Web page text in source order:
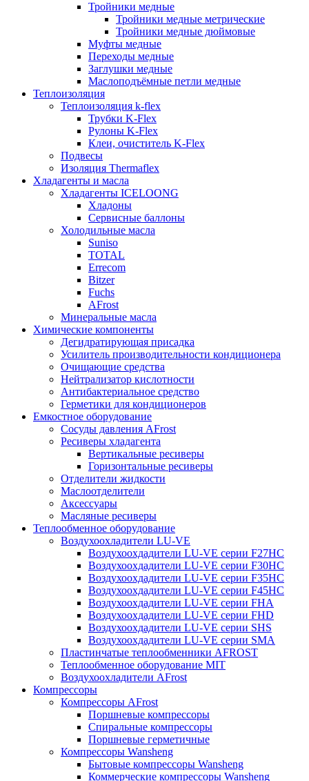
Тройники медные
Тройники медные метрические
Тройники медные дюймовые
Муфты медные
Переходы медные
Заглушки медные
Маслоподъёмные петли медные
Теплоизоляция
Теплоизоляция k-flex
Трубки K-Flex
Рулоны K-Flex
Клеи, очиститель K-Flex
Подвесы
Изоляция Thermaflex
Хладагенты и масла
Хладагенты ICELOONG
Хладоны
Сервисные баллоны
Холодильные масла
Suniso
TOTAL
Errecom
Bitzer
Fuchs
AFrost
Минеральные масла
Химические компоненты
Дегидратирующая присадка
Усилитель производительности кондиционера
Очищающие средства
Нейтрализатор кислотности
Антибактериальное средство
Герметики для кондиционеров
Емкостное оборудование
Сосуды давления AFrost
Ресиверы хладагента
Вертикальные ресиверы
Горизонтальные ресиверы
Отделители жидкости
Маслоотделители
Аксессуары
Масляные ресиверы
Теплообменное оборудование
Воздухоохладители LU-VE
Воздухоохдадители LU-VE серии F27HC
Воздухоохдадители LU-VE серии F30HC
Воздухоохдадители LU-VE серии F35HC
Воздухоохдадители LU-VE серии F45HC
Воздухоохдадители LU-VE серии FHA
Воздухоохдадители LU-VE серии FHD
Воздухоохдадители LU-VE серии SHS
Воздухоохдадители LU-VE серии SMA
Пластинчатые теплообменники AFROST
Теплообменное оборудование MIT
Воздухоохладители AFrost
Компрессоры
Компрессоры AFrost
Поршневые компрессоры
Спиральные компрессоры
Поршневые герметичные
Компрессоры Wansheng
Бытовые компрессоры Wansheng
Коммерческие компрессоры Wansheng